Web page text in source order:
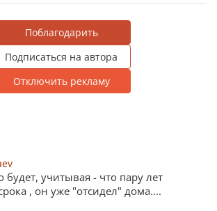
Поблагодарить
Подписаться на автора
Отключить рекламу
будет, учитывая - что пару лет
, он уже "отсидел" дома....